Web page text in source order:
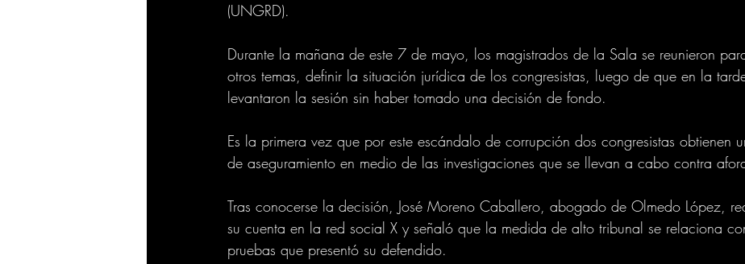
(UNGRD).
Durante la mañana de este 7 de mayo, los magistrados de la Sala se reunieron
otros temas, definir la situación jurídica de los congresistas, luego de que en la
levantaron la sesión sin haber tomado una decisión de fondo.
Es la primera vez que por este escándalo de corrupción dos congresistas obtienen
de aseguramiento en medio de las investigaciones que se llevan a cabo contra
Tras conocerse la decisión, José Moreno Caballero, abogado de Olmedo López,
su cuenta en la red social X y señaló que la medida de alto tribunal se relaciona
pruebas que presentó su defendido.